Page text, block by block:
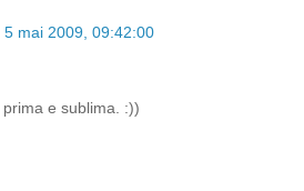
5 mai 2009, 09:42:00
e sublima. :))